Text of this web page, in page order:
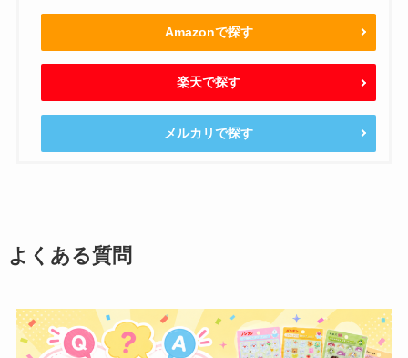
Amazonで探す
楽天で探す
メルカリで探す
よくある質問